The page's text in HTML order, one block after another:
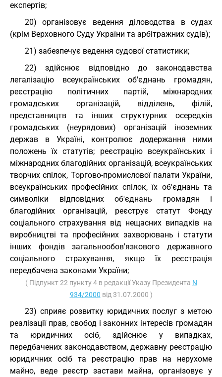
експертів;
20) організовує ведення діловодства в судах
(крім Верховного Суду України та арбітражних судів);
21) забезпечує ведення судової статистики;
22) здійснює відповідно до законодавства
легалізацію всеукраїнських об'єднань громадян,
реєстрацію політичних партій, міжнародних
громадських організацій, відділень, філій,
представництв та інших структурних осередків
громадських (неурядових) організацій іноземних
держав в Україні, контролює додержання ними
положень їх статутів; реєстрацію всеукраїнських і
міжнародних благодійних організацій, всеукраїнських
творчих спілок, Торгово-промислової палати України,
всеукраїнських професійних спілок, їх об'єднань та
символіки відповідних об'єднань громадян і
благодійних організацій, реєструє статут Фонду
соціального страхування від нещасних випадків на
виробництві та професійних захворювань і статути
інших фондів загальнообов'язкового державного
соціального страхування, якщо їх реєстрація
передбачена законами України;
( Підпункт 22 пункту 4 в редакції Указу Президента N
934/2000 від 31.07.2000 )
23) сприяє розвитку юридичних послуг з метою
реалізації прав, свобод і законних інтересів громадян
та юридичних осіб, здійснює у випадках,
передбачених законодавством, державну реєстрацію
юридичних осіб та реєстрацію прав на нерухоме
майно, веде реєстр застави майна, організовує у